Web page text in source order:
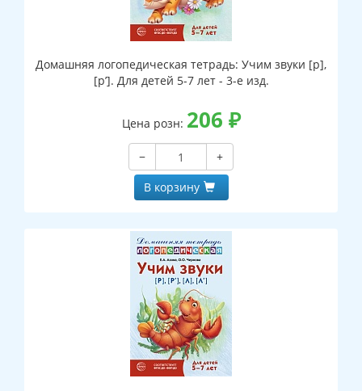
Домашняя логопедическая тетрадь: Учим звуки [р],
[р’]. Для детей 5-7 лет - 3-е изд.
Цена розн: 206 ₽
−
+
В корзину